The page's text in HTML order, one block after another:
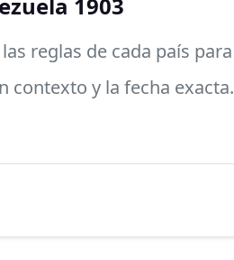
reglas de cada país para
contexto y la fecha exacta.